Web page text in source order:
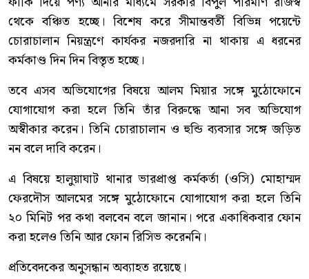
থেকে বঞ্চিত হচ্ছে। বিশেষ করে সীমান্তবর্তী বিভিন্ন পয়েন্টে
চোরাচালান নিয়ন্ত্রণে কার্যকর নজরদারি না থাকায় এ ধরনের
কর্মকাণ্ড দিন দিন বিস্তৃত হচ্ছে।
তবে এসব অভিযোগের বিষয়ে আলম মিয়ার সঙ্গে মুঠোফোনে
যোগাযোগ করা হলে তিনি তাঁর বিরুদ্ধে আনা সব অভিযোগ
অস্বীকার করেন। তিনি চোরাচালান ও হুন্ডি ব্যবসার সঙ্গে জড়িত
নন বলে দাবি করেন।
এ বিষয়ে হালুয়াঘাট থানার ভারপ্রাপ্ত কর্মকর্তা (ওসি) মোহাম্মদ
ফেরদৌস আলমের সঙ্গে মুঠোফোনে যোগাযোগ করা হলে তিনি
২০ মিনিট পর কথা বলবেন বলে জানান। পরে একাধিকবার ফোন
করা হলেও তিনি আর ফোন রিসিভ করেননি।
প্রতিবেদকের অনুসন্ধান অব্যাহত রয়েছে।